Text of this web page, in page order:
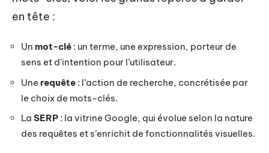
en tête :
Un mot-clé : un terme, une expression, porteur de
sens et d’intention pour l’utilisateur.
Une requête : l’action de recherche, concrétisée par
le choix de mots-clés.
La SERP : la vitrine Google, qui évolue selon la nature
des requêtes et s’enrichit de fonctionnalités visuelles.